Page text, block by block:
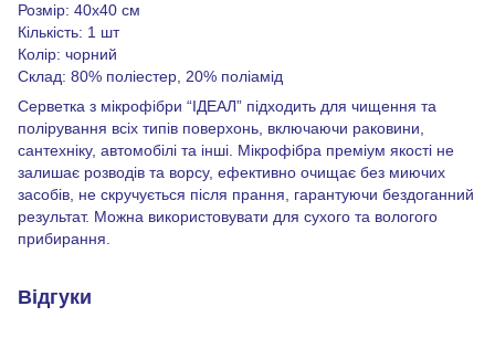
Розмір: 40х40 см
Кількість: 1 шт
Колір: чорний
Склад: 80% поліестер, 20% поліамід
Серветка з мікрофібри “ІДЕАЛ” підходить для чищення та
полірування всіх типів поверхонь, включаючи раковини,
сантехніку, автомобілі та інші. Мікрофібра преміум якості не
залишає розводів та ворсу, ефективно очищає без миючих
засобів, не скручується після прання, гарантуючи бездоганний
результат. Можна використовувати для сухого та вологого
прибирання.
Відгуки